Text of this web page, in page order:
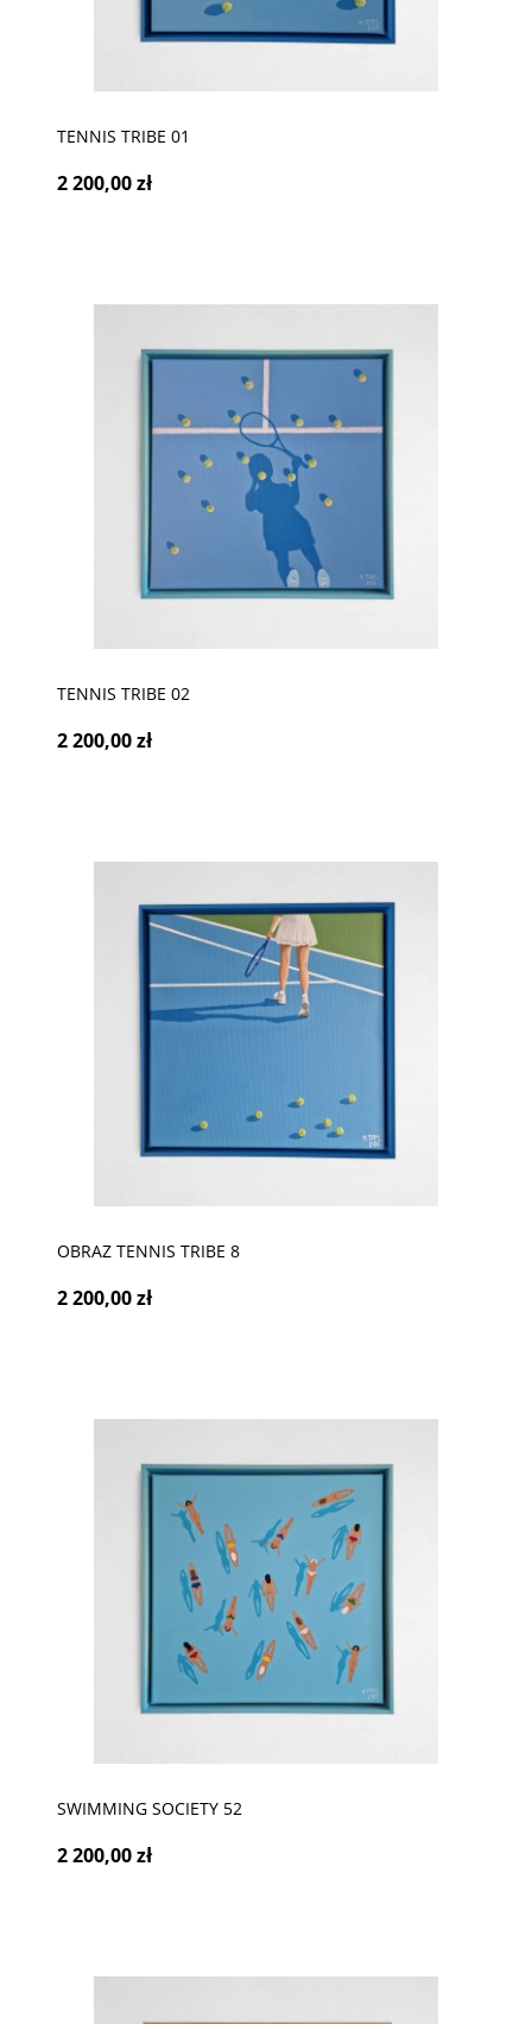
TENNIS TRIBE 01
2 200,00 zł
TENNIS TRIBE 02
2 200,00 zł
OBRAZ TENNIS TRIBE 8
2 200,00 zł
SWIMMING SOCIETY 52
2 200,00 zł